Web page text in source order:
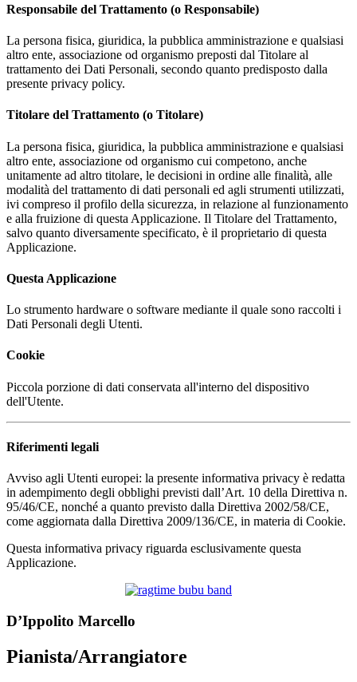
Responsabile del Trattamento (o Responsabile)
La persona fisica, giuridica, la pubblica amministrazione e qualsiasi
altro ente, associazione od organismo preposti dal Titolare al
trattamento dei Dati Personali, secondo quanto predisposto dalla
presente privacy policy.
Titolare del Trattamento (o Titolare)
La persona fisica, giuridica, la pubblica amministrazione e qualsiasi
altro ente, associazione od organismo cui competono, anche
unitamente ad altro titolare, le decisioni in ordine alle finalità, alle
modalità del trattamento di dati personali ed agli strumenti utilizzati,
ivi compreso il profilo della sicurezza, in relazione al funzionamento
e alla fruizione di questa Applicazione. Il Titolare del Trattamento,
salvo quanto diversamente specificato, è il proprietario di questa
Applicazione.
Questa Applicazione
Lo strumento hardware o software mediante il quale sono raccolti i
Dati Personali degli Utenti.
Cookie
Piccola porzione di dati conservata all'interno del dispositivo
dell'Utente.
Riferimenti legali
Avviso agli Utenti europei: la presente informativa privacy è redatta
in adempimento degli obblighi previsti dall’Art. 10 della Direttiva n.
95/46/CE, nonché a quanto previsto dalla Direttiva 2002/58/CE,
come aggiornata dalla Direttiva 2009/136/CE, in materia di Cookie.
Questa informativa privacy riguarda esclusivamente questa
Applicazione.
D’Ippolito Marcello
Pianista/Arrangiatore